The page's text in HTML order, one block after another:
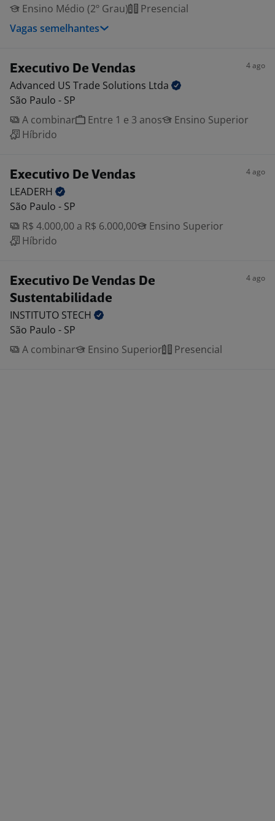
Ensino Médio (2º Grau)
Presencial
Vagas semelhantes
Executivo De Vendas 4 ago
Advanced US Trade Solutions Ltda
São Paulo - SP
A combinar
Entre 1 e 3 anos
Ensino Superior
Híbrido
Executivo De Vendas 4 ago
LEADERH
São Paulo - SP
R$ 4.000,00 a R$ 6.000,00
Ensino Superior
Híbrido
Executivo De Vendas De
Sustentabilidade
4 ago
INSTITUTO STECH
São Paulo - SP
A combinar
Ensino Superior Presencial